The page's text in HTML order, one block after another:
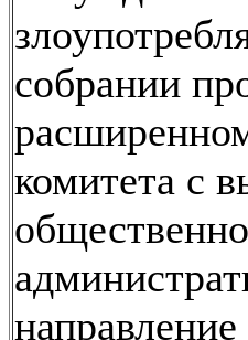
собрании
комитета с